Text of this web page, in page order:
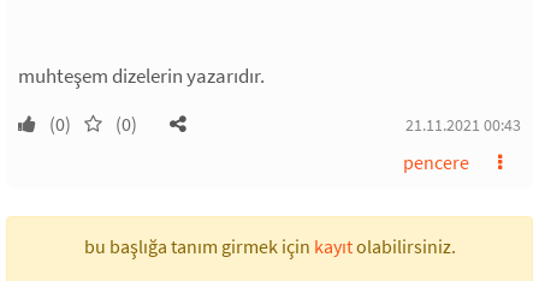
muhteşem dizelerin yazarıdır.
(0) (0) 21.11.2021 00:43
pencere
bu başlığa tanım girmek için kayıtolabilirsiniz.